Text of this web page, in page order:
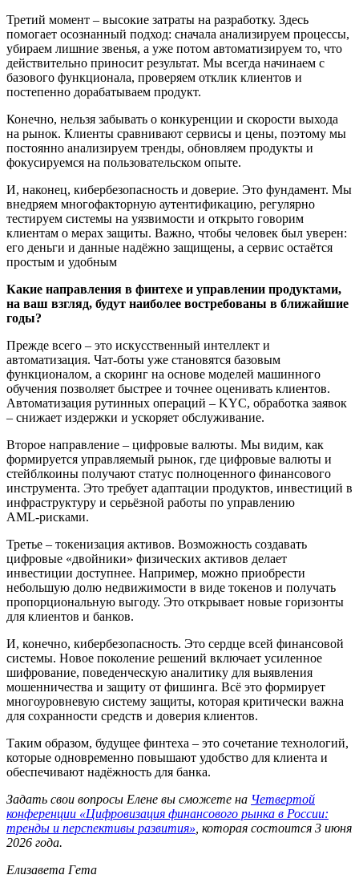
Третий момент – высокие затраты на разработку. Здесь
помогает осознанный подход: сначала анализируем процессы,
убираем лишние звенья, а уже потом автоматизируем то, что
действительно приносит результат. Мы всегда начинаем с
базового функционала, проверяем отклик клиентов и
постепенно дорабатываем продукт.
Конечно, нельзя забывать о конкуренции и скорости выхода
на рынок. Клиенты сравнивают сервисы и цены, поэтому мы
постоянно анализируем тренды, обновляем продукты и
фокусируемся на пользовательском опыте.
И, наконец, кибербезопасность и доверие. Это фундамент. Мы
внедряем многофакторную аутентификацию, регулярно
тестируем системы на уязвимости и открыто говорим
клиентам о мерах защиты. Важно, чтобы человек был уверен:
его деньги и данные надёжно защищены, а сервис остаётся
простым и удобным
Какие направления в финтехе и управлении продуктами,
на ваш взгляд, будут наиболее востребованы в ближайшие
годы?
Прежде всего – это искусственный интеллект и
автоматизация. Чат‑боты уже становятся базовым
функционалом, а скоринг на основе моделей машинного
обучения позволяет быстрее и точнее оценивать клиентов.
Автоматизация рутинных операций – KYC, обработка заявок
– снижает издержки и ускоряет обслуживание.
Второе направление – цифровые валюты. Мы видим, как
формируется управляемый рынок, где цифровые валюты и
стейблкоины получают статус полноценного финансового
инструмента. Это требует адаптации продуктов, инвестиций в
инфраструктуру и серьёзной работы по управлению
AML‑рисками.
Третье – токенизация активов. Возможность создавать
цифровые «двойники» физических активов делает
инвестиции доступнее. Например, можно приобрести
небольшую долю недвижимости в виде токенов и получать
пропорциональную выгоду. Это открывает новые горизонты
для клиентов и банков.
И, конечно, кибербезопасность. Это сердце всей финансовой
системы. Новое поколение решений включает усиленное
шифрование, поведенческую аналитику для выявления
мошенничества и защиту от фишинга. Всё это формирует
многоуровневую систему защиты, которая критически важна
для сохранности средств и доверия клиентов.
Таким образом, будущее финтеха – это сочетание технологий,
которые одновременно повышают удобство для клиента и
обеспечивают надёжность для банка.
Задать свои вопросы Елене вы сможете на Четвертой
конференции «Цифровизация финансового рынка в России:
тренды и перспективы развития» , которая состоится 3 июня
2026 года.
Елизавета Гета